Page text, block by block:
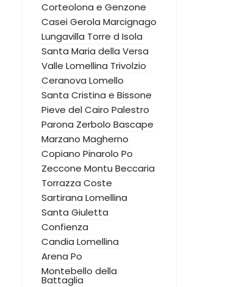
Corteolona e Genzone
Casei Gerola Marcignago
Lungavilla Torre d Isola
Santa Maria della Versa
Valle Lomellina Trivolzio
Ceranova Lomello
Santa Cristina e Bissone
Pieve del Cairo Palestro
Parona Zerbolo Bascape
Marzano Magherno
Copiano Pinarolo Po
Zeccone Montu Beccaria
Torrazza Coste
Sartirana Lomellina
Santa Giuletta
Confienza
Candia Lomellina
Arena Po
Montebello della
Battaglia